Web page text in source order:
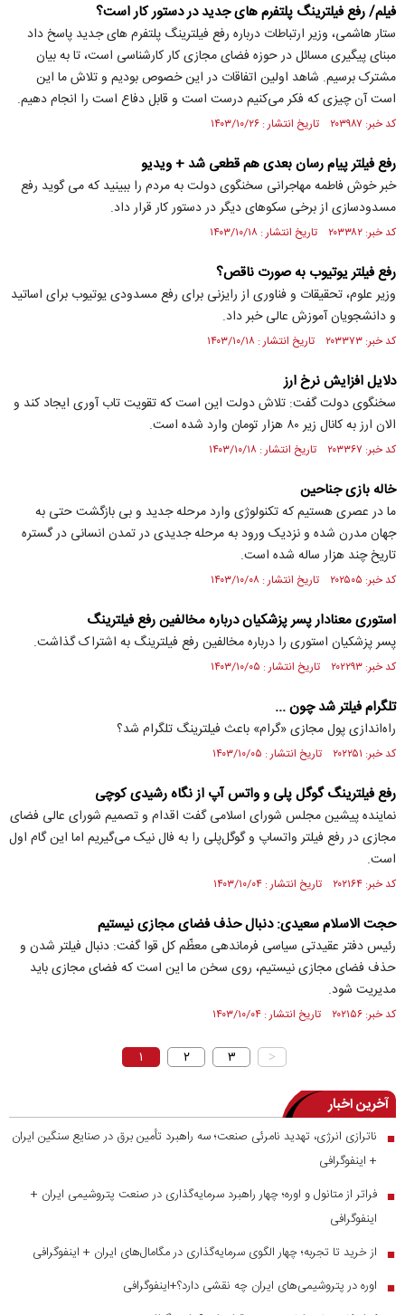
فیلم/ رفع فیلترینگ پلتفرم های جدید در دستور کار است؟
ستار هاشمی، وزیر ارتباطات درباره رفع فیلترینگ پلتفرم های جدید پاسخ داد
مبنای پیگیری مسائل در حوزه فضای مجازی کار کارشناسی است، تا به بیان
مشترک برسیم. شاهد اولین اتفاقات در این خصوص بودیم و تلاش ما این
است آن چیزی که فکر می‌کنیم درست است و قابل دفاع است را انجام دهیم.
کد خبر: ۲۰۳۹۸۷ تاریخ انتشار : ۱۴۰۳/۱۰/۲۶
رفع فیلتر پیام رسان بعدی هم قطعی شد + ویدیو
خبر خوش فاطمه مهاجرانی سخنگوی دولت به مردم را ببینید که می گوید رفع
مسدودسازی از برخی سکوهای دیگر در دستور کار قرار داد.
کد خبر: ۲۰۳۳۸۲ تاریخ انتشار : ۱۴۰۳/۱۰/۱۸
رفع فیلتر یوتیوب به صورت ناقص؟
وزیر علوم، تحقیقات و فناوری از رایزنی برای رفع مسدودی یوتیوب برای اساتید
و دانشجویان آموزش عالی خبر داد.
کد خبر: ۲۰۳۳۷۳ تاریخ انتشار : ۱۴۰۳/۱۰/۱۸
دلایل افزایش نرخ ارز
سخنگوی دولت گفت: تلاش دولت این است که تقویت تاب آوری ایجاد کند و
الان ارز به کانال زیر ۸۰ هزار تومان وارد شده است.
کد خبر: ۲۰۳۳۶۷ تاریخ انتشار : ۱۴۰۳/۱۰/۱۸
خاله بازی جناحین
ما در عصری هستیم که تکنولوژی وارد مرحله جدید و بی بازگشت حتی به
جهان مدرن شده و نزدیک ورود به مرحله جدیدی در تمدن انسانی در گستره
تاریخ چند هزار ساله شده است.
کد خبر: ۲۰۲۵۰۵ تاریخ انتشار : ۱۴۰۳/۱۰/۰۸
استوری معنادار پسر پزشکیان درباره مخالفین رفع فیلترینگ
پسر پزشکیان استوری را درباره مخالفین رفع فیلترینگ به اشتراک گذاشت.
کد خبر: ۲۰۲۲۹۳ تاریخ انتشار : ۱۴۰۳/۱۰/۰۵
تلگرام فیلتر شد چون ...
راه‌اندازی پول مجازی «گرام» باعث فیلترینگ تلگرام شد؟
کد خبر: ۲۰۲۲۵۱ تاریخ انتشار : ۱۴۰۳/۱۰/۰۵
رفع فیلترینگ گوگل پلی و واتس آپ از نگاه رشیدی کوچی
نماینده پیشین مجلس شورای اسلامی گفت اقدام و تصمیم شورای عالی فضای
مجازی در رفع فیلتر واتساپ و گوگل‌پلی را به فال نیک می‌گیریم اما این گام اول
است.
کد خبر: ۲۰۲۱۶۴ تاریخ انتشار : ۱۴۰۳/۱۰/۰۴
حجت الاسلام سعیدی: دنبال حذف فضای مجازی نیستیم
رئیس دفتر عقیدتی سیاسی فرماندهی معظّم کل قوا گفت: دنبال فیلتر شدن و
حذف فضای مجازی نیستیم، روی سخن ما این است که فضای مجازی باید
مدیریت شود.
کد خبر: ۲۰۲۱۵۶ تاریخ انتشار : ۱۴۰۳/۱۰/۰۴
۱ ۲ ۳ >
آخرین اخبار
■
ناترازی انرژی، تهدید نامرئی صنعت؛ سه راهبرد تأمین برق در صنایع سنگین ایران
+ اینفوگرافی
■ فراتر از متانول و اوره؛ چهار راهبرد سرمایه‌گذاری در صنعت پتروشیمی ایران +
اینفوگرافی
■ از خرید تا تجربه؛ چهار الگوی سرمایه‌گذاری در مگامال‌های ایران + اینفوگرافی
■ اوره در پتروشیمی‌های ایران چه نقشی دارد؟+اینفوگرافی